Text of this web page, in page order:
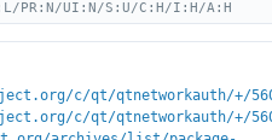
PR:N/UI:N/S:U/C:H/I:H/A:H
c/qt/qtnetworkauth/+/
c/qt/qtnetworkauth/+/